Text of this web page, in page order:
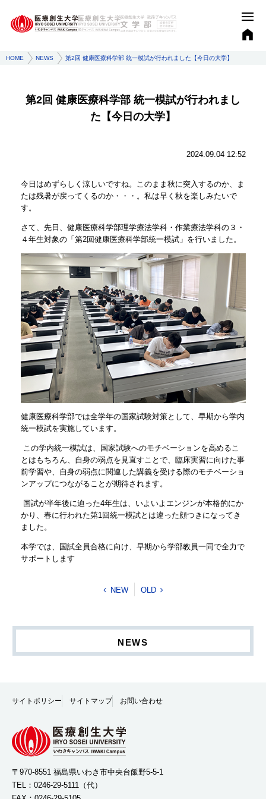
HOME NEWS 第2回 健康医療科学部 統一模試が行われました【今日の大学】
第2回 健康医療科学部 統一模試が行われまし
た【今日の大学】
2024.09.04 12:52
今日はめずらしく涼しいですね。このまま秋に突入するのか、ま
たは残暑が戻ってくるのか・・・。私は早く秋を楽しみたいで
す。
さて、先日、健康医療科学部理学療法学科・作業療法学科の３・
４年生対象の「第2回健康医療科学部統一模試」を行いました。
健康医療科学部では全学年の国家試験対策として、早期から学内
統一模試を実施しています。
この学内統一模試は、国家試験へのモチベーションを高めるこ
とはもちろん、自身の弱点を見直すことで、臨床実習に向けた事
前学習や、自身の弱点に関連した講義を受ける際のモチベーショ
ンアップにつながることが期待されます。
国試が半年後に迫った4年生は、いよいよエンジンが本格的にか
かり、春に行われた第1回統一模試とは違った顔つきになってき
ました。
本学では、国試全員合格に向け、早期から学部教員一同で全力で
サポートします
NEW OLD
NEWS
サイトポリシー サイトマップ お問い合わせ
〒970-8551 福島県いわき市中央台飯野5-5-1
TEL： 0246-29-5111
（代）